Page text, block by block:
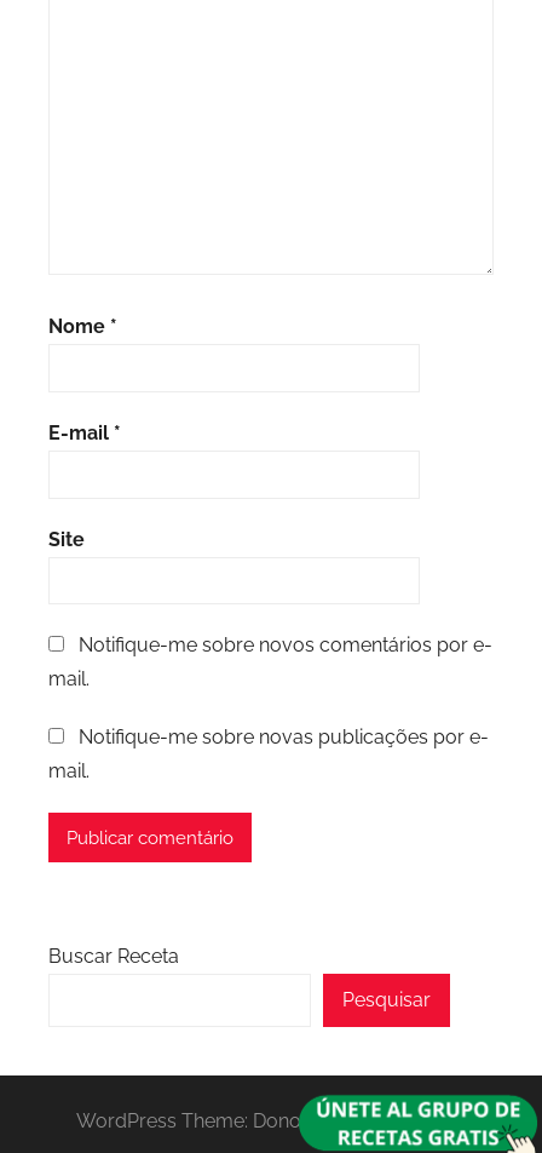
Nome *
E-mail *
Site
Notifique-me sobre novos comentários por e-
mail.
Notifique-me sobre novas publicações por e-
mail.
Buscar Receta
Pesquisar
WordPress Theme: Donovan by ThemeZee.